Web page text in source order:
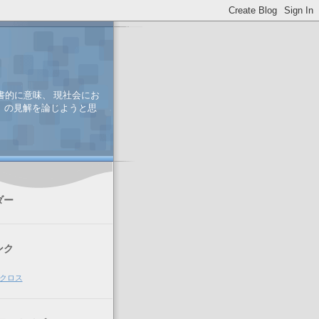
的に意味、 現社会にお
の見解を論じようと思
ー
ク
ロス